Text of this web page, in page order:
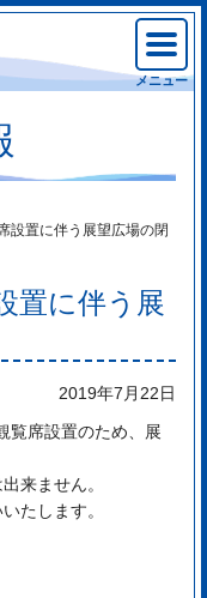
メニュー
設置に伴う展望広場の閉
置に伴う展
2019年7月22日
覧席設置のため、展
来ません。
たします。